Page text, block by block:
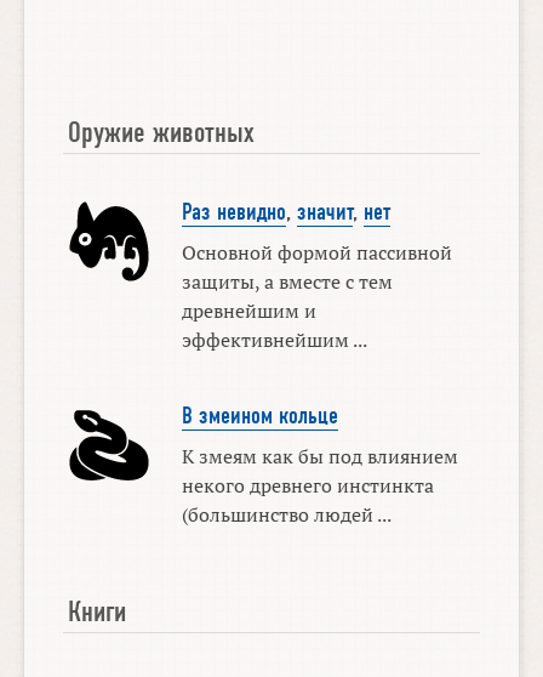
Оружие животных
Раз невидно, значит, нет
Основной формой пассивной
защиты, а вместе с тем
древнейшим и
эффективнейшим ...
В змеином кольце
К змеям как бы под влиянием
некого древнего инстинкта
(большинство людей ...
Книги